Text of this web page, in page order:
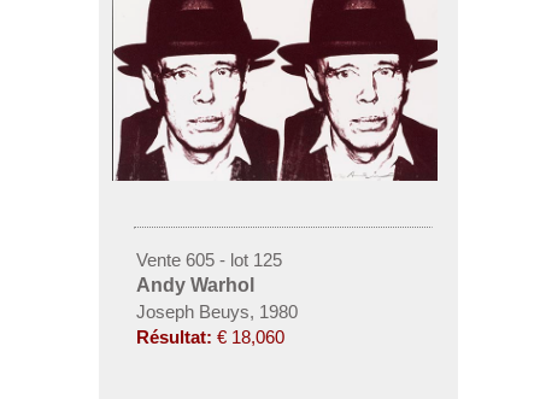
Vente 605 - lot 125
Andy Warhol
Joseph Beuys, 1980
Résultat: € 18,060